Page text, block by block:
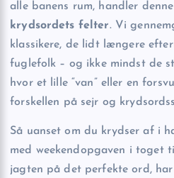
alle banens rum, handler
krydsordets felter. Vi
klassikere, de lidt længere
fuglefolk – og ikke mindst de
hvor et lille “van” eller en
forskellen på sejr og
Så uanset om du krydser af i
med weekendopgaven i toget
jagten på det perfekte ord,